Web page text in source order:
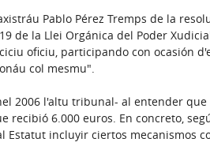
Pablo Pérez Tremps de la
de la Llei Orgánica del Poder
oficiu, participando con ocasión
col mesmu".
2006 l'altu tribunal- al entender que
6.000 euros. En concreto,
Estatut incluyir ciertos mecanismos